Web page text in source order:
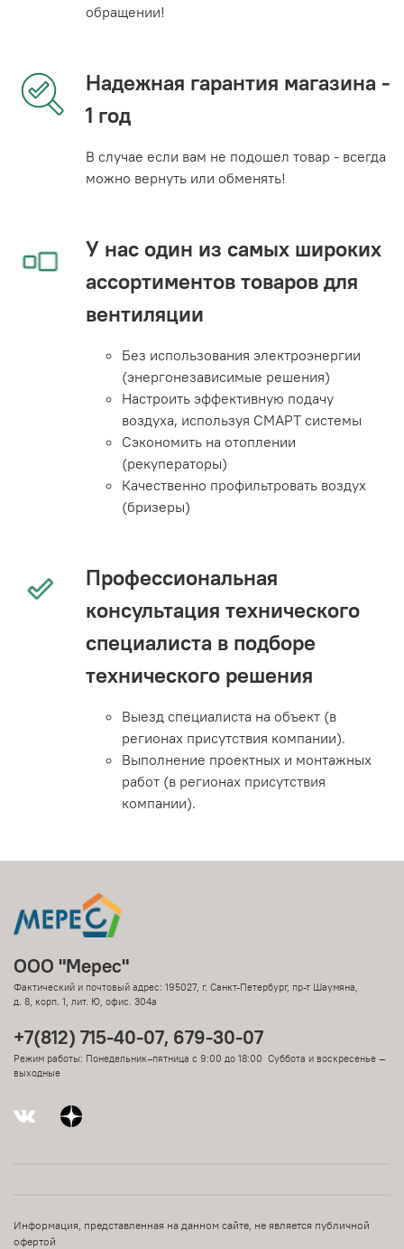
обращении!
Надежная гарантия магазина -
1 год
В случае если вам не подошел товар - всегда
можно вернуть или обменять!
У нас один из самых широких
ассортиментов товаров для
вентиляции
Без использования электроэнергии
(энергонезависимые решения)
Настроить эффективную подачу
воздуха, используя СМАРТ системы
Сэкономить на отоплении
(рекуператоры)
Качественно профильтровать воздух
(бризеры)
Профессиональная
консультация технического
специалиста в подборе
технического решения
Выезд специалиста на объект (в
регионах присутствия компании).
Выполнение проектных и монтажных
работ (в регионах присутствия
компании).
ООО "Мерес"
Фактический и почтовый адрес: 195027, г. Санкт-Петербург, пр-т Шаумяна,
д. 8, корп. 1, лит. Ю, офис. 304а
+7(812) 715-40-07, 679-30-07
Режим работы: Понедельник–пятница с 9:00 до 18:00 Суббота и воскресенье —
выходные
Информация, представленная на данном сайте, не является публичной
офертой